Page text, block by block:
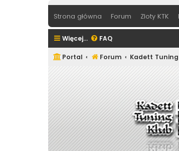
Strona główna Forum Zloty KTK
Więcej… FAQ
Portal Forum Kadett